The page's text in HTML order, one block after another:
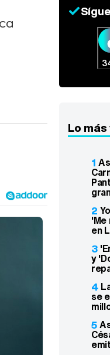
Lo
1
2
'Me
en
3
y
4
se
5